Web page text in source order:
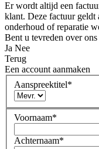
Er wordt altijd een
klant. Deze factuur geldt
onderhoud of reparatie
Bent u tevreden over
Ja Nee
Terug
Een account aanmaken
Aanspreektitel*
Voornaam*
Achternaam*